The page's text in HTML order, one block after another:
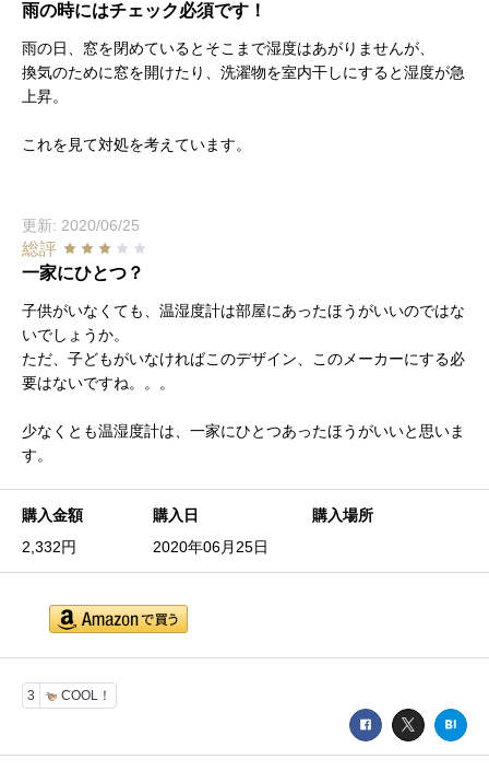
雨の時にはチェック必須です！
雨の日、窓を閉めているとそこまで湿度はあがりませんが、
換気のために窓を開けたり、洗濯物を室内干しにすると湿度が急
上昇。
これを見て対処を考えています。
更新: 2020/06/25
総評
一家にひとつ？
子供がいなくても、温湿度計は部屋にあったほうがいいのではな
いでしょうか。
ただ、子どもがいなければこのデザイン、このメーカーにする必
要はないですね。。。
少なくとも温湿度計は、一家にひとつあったほうがいいと思いま
す。
購入金額
2,332円
購入日
2020年06月25日
購入場所
3 COOL！